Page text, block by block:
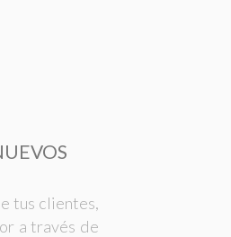
tus clientes,
a través de